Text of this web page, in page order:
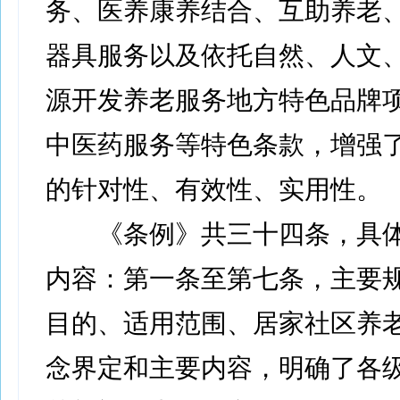
务、医养康养结合、互助养老
器具服务以及依托自然、人文
源开发养老服务地方特色品牌
中医药服务等特色条款，增强
的针对性、有效性、实用性。
《条例》共三十四条，具
内容：第一条至第七条，主要
目的、适用范围、居家社区养
念界定和主要内容，明确了各